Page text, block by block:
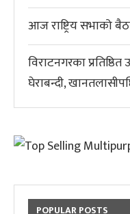
आज राष्ट्रिय सभाको
विराटनगरका प्रतिष्ठित
घेराबन्दी,
POPULAR POSTS